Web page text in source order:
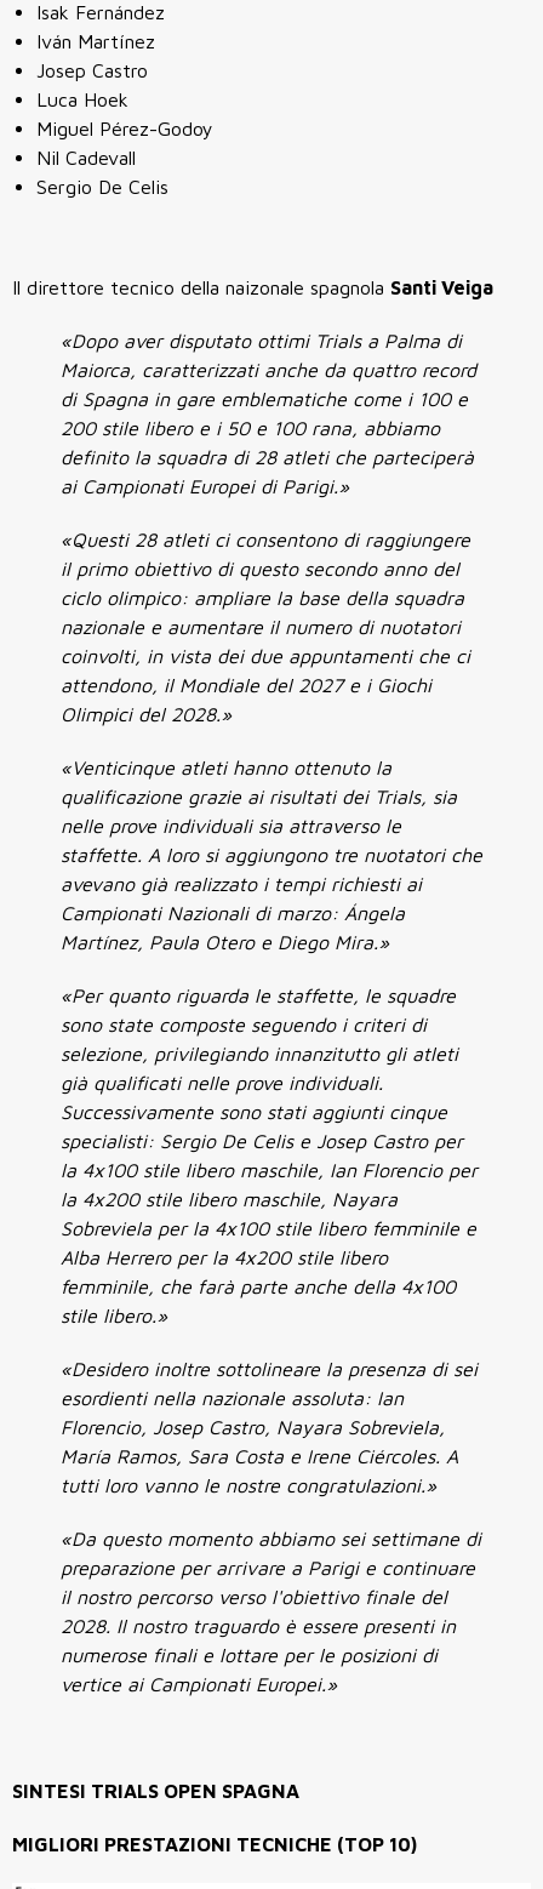
Isak Fernández
Iván Martínez
Josep Castro
Luca Hoek
Miguel Pérez-Godoy
Nil Cadevall
Sergio De Celis
Il direttore tecnico della naizonale spagnola Santi Veiga
«Dopo aver disputato ottimi Trials a Palma di
Maiorca, caratterizzati anche da quattro record
di Spagna in gare emblematiche come i 100 e
200 stile libero e i 50 e 100 rana, abbiamo
definito la squadra di 28 atleti che parteciperà
ai Campionati Europei di Parigi.»
«Questi 28 atleti ci consentono di raggiungere
il primo obiettivo di questo secondo anno del
ciclo olimpico: ampliare la base della squadra
nazionale e aumentare il numero di nuotatori
coinvolti, in vista dei due appuntamenti che ci
attendono, il Mondiale del 2027 e i Giochi
Olimpici del 2028.»
«Venticinque atleti hanno ottenuto la
qualificazione grazie ai risultati dei Trials, sia
nelle prove individuali sia attraverso le
staffette. A loro si aggiungono tre nuotatori che
avevano già realizzato i tempi richiesti ai
Campionati Nazionali di marzo: Ángela
Martínez, Paula Otero e Diego Mira.»
«Per quanto riguarda le staffette, le squadre
sono state composte seguendo i criteri di
selezione, privilegiando innanzitutto gli atleti
già qualificati nelle prove individuali.
Successivamente sono stati aggiunti cinque
specialisti: Sergio De Celis e Josep Castro per
la 4x100 stile libero maschile, Ian Florencio per
la 4x200 stile libero maschile, Nayara
Sobreviela per la 4x100 stile libero femminile e
Alba Herrero per la 4x200 stile libero
femminile, che farà parte anche della 4x100
stile libero.»
«Desidero inoltre sottolineare la presenza di sei
esordienti nella nazionale assoluta: Ian
Florencio, Josep Castro, Nayara Sobreviela,
María Ramos, Sara Costa e Irene Ciércoles. A
tutti loro vanno le nostre congratulazioni.»
«Da questo momento abbiamo sei settimane di
preparazione per arrivare a Parigi e continuare
il nostro percorso verso l'obiettivo finale del
2028. Il nostro traguardo è essere presenti in
numerose finali e lottare per le posizioni di
vertice ai Campionati Europei.»
SINTESI TRIALS OPEN SPAGNA
MIGLIORI PRESTAZIONI TECNICHE (TOP 10)